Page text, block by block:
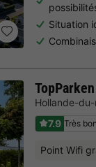
Situation
Hollande-
7.9 Très bon
Point Wifi